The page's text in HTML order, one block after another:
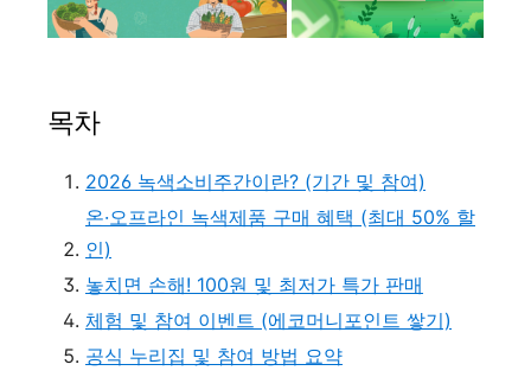
목차
2026 녹색소비주간이란? (기간 및 참여)
온·오프라인 녹색제품 구매 혜택 (최대 50% 할
인)
놓치면 손해! 100원 및 최저가 특가 판매
체험 및 참여 이벤트 (에코머니포인트 쌓기)
공식 누리집 및 참여 방법 요약